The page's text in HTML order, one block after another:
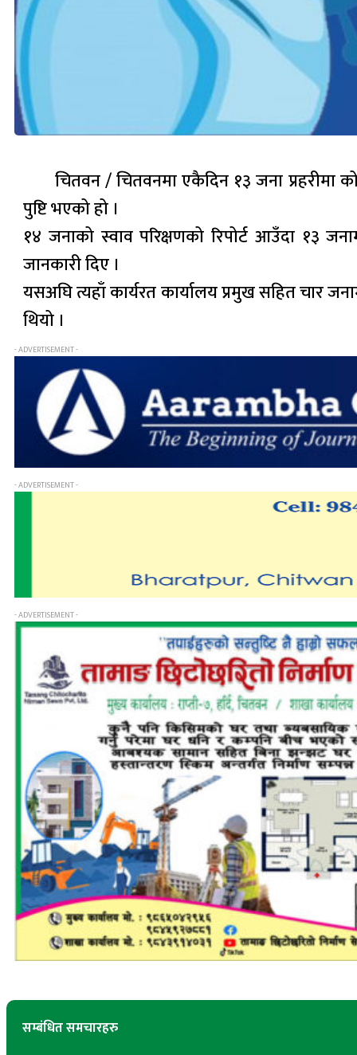
चितवन / चितवनमा एकैदिन १३ जना प्रहरीमा
पुष्टि भएको हो ।
१४ जनाको स्वाव परिक्षणको रिपोर्ट आउँदा १३
जानकारी दिए ।
यसअघि त्यहाँ कार्यरत कार्यालय प्रमुख सहित चार
थियो ।
- ADVERTISEMENT -
- ADVERTISEMENT -
- ADVERTISEMENT -
सम्बंधित समचारहरु